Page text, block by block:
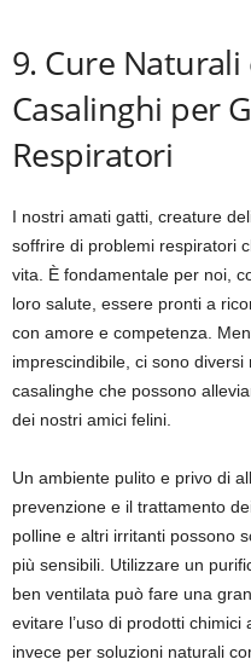
9. Cure Naturali
Casalinghi per
Respiratori
I nostri amati gatti, creature
soffrire di problemi respiratori
vita. È fondamentale per noi,
loro salute, essere pronti a
con amore e competenza.
imprescindibile, ci sono
casalinghe che possono
dei nostri amici felini.
Un ambiente pulito e privo di
prevenzione e il trattamento
polline e altri irritanti possono
più sensibili. Utilizzare un
ben ventilata può fare una
evitare l’uso di prodotti
invece per soluzioni naturali